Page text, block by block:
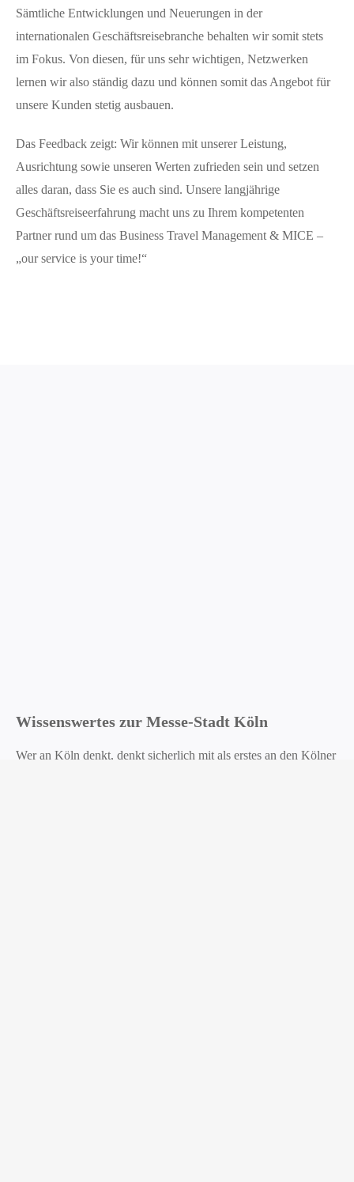
Sämtliche Entwicklungen und Neuerungen in der
internationalen Geschäftsreisebranche behalten wir somit stets
im Fokus. Von diesen, für uns sehr wichtigen, Netzwerken
lernen wir also ständig dazu und können somit das Angebot für
unsere Kunden stetig ausbauen.
Das Feedback zeigt: Wir können mit unserer Leistung,
Ausrichtung sowie unseren Werten zufrieden sein und setzen
alles daran, dass Sie es auch sind. Unsere langjährige
Geschäftsreiseerfahrung macht uns zu Ihrem kompetenten
Partner rund um das Business Travel Management & MICE –
„our service is your time!“
Wissenswertes zur Messe-Stadt Köln
Wer an Köln denkt, denkt sicherlich mit als erstes an den Kölner